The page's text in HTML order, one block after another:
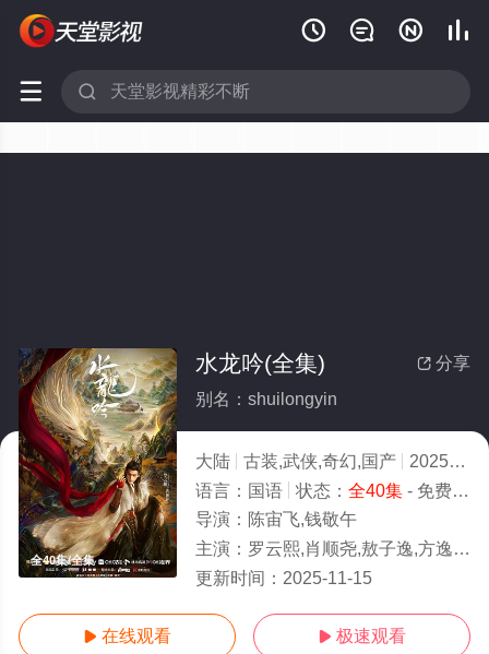
   
 
全40集/全集
 分享
水龙吟(全集)
别名：shuilongyin
大陆 古装,武侠,奇幻,国产 2025
语言： 国语 状态： 全40集- 免费在线观看
导演： 陈宙飞,钱敬午
主演： 罗云熙,肖顺尧,敖子逸,方逸伦,包上恩,陈瑶,林允,徐正溪,王以纶,谢彬彬,姜贞羽,白澍,李家豪,杨仕泽,常华森,夏之光,张芷溪,王驾麟,娃尔,欧米德
更新时间： 2025-11-15
 在线观看  极速观看